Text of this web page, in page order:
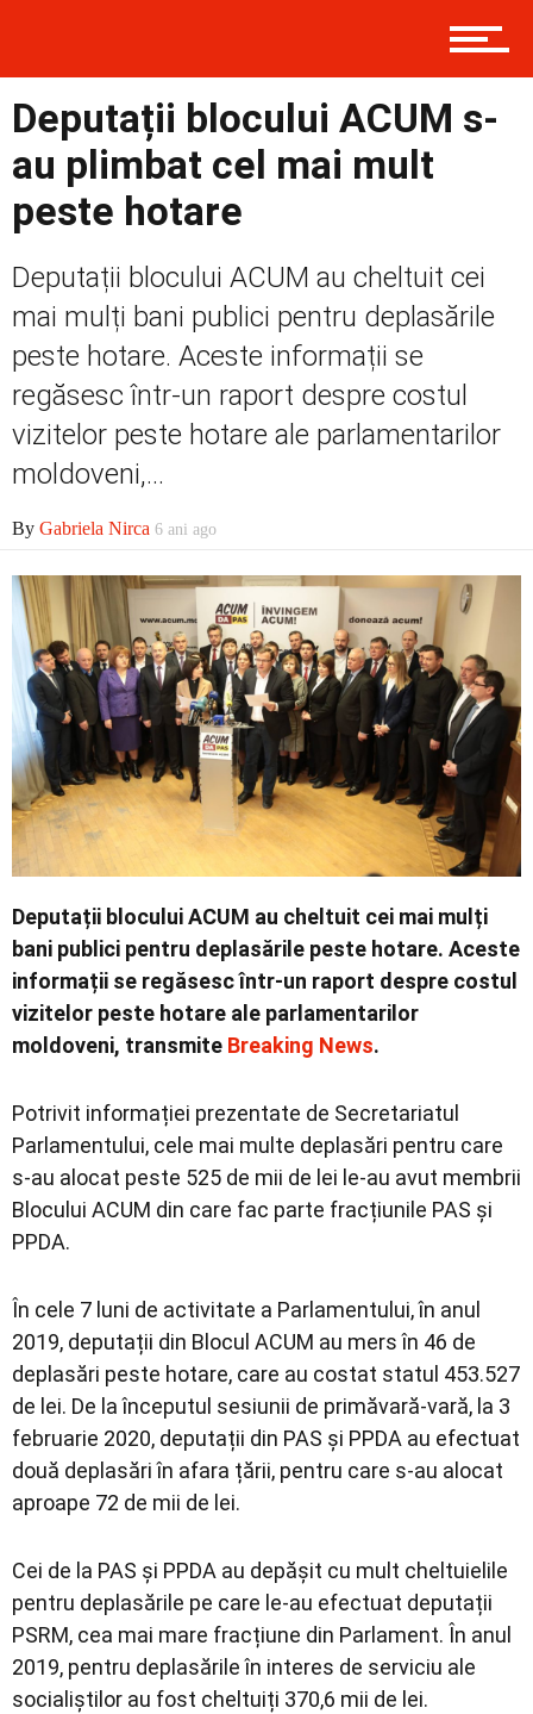
Politică
Externe
Social
Economic
Contact
Deputații blocului ACUM s-
au plimbat cel mai mult
peste hotare
Deputații blocului ACUM au cheltuit cei
mai mulți bani publici pentru deplasările
peste hotare. Aceste informații se
regăsesc într-un raport despre costul
vizitelor peste hotare ale parlamentarilor
moldoveni,...
By Gabriela Nirca 6 ani ago
Deputații blocului ACUM au cheltuit cei mai mulți
bani publici pentru deplasările peste hotare. Aceste
informații se regăsesc într-un raport despre costul
vizitelor peste hotare ale parlamentarilor
moldoveni, transmite Breaking News.
Potrivit informației prezentate de Secretariatul
Parlamentului, cele mai multe deplasări pentru care
s-au alocat peste 525 de mii de lei le-au avut membrii
Blocului ACUM din care fac parte fracțiunile PAS și
PPDA.
În cele 7 luni de activitate a Parlamentului, în anul
2019, deputații din Blocul ACUM au mers în 46 de
deplasări peste hotare, care au costat statul 453.527
de lei. De la începutul sesiunii de primăvară-vară, la 3
februarie 2020, deputații din PAS și PPDA au efectuat
două deplasări în afara țării, pentru care s-au alocat
aproape 72 de mii de lei.
Cei de la PAS și PPDA au depășit cu mult cheltuielile
pentru deplasările pe care le-au efectuat deputații
PSRM, cea mai mare fracțiune din Parlament. În anul
2019, pentru deplasările în interes de serviciu ale
socialiștilor au fost cheltuiți 370,6 mii de lei.